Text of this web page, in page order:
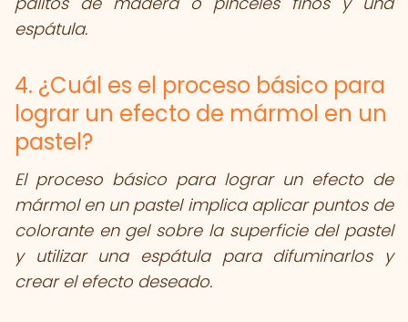
espátula.
4. ¿Cuál es el proceso básico para
lograr un efecto de mármol en un
pastel?
El proceso básico para lograr un efecto de
mármol en un pastel implica aplicar puntos de
colorante en gel sobre la superficie del pastel
y utilizar una espátula para difuminarlos y
crear el efecto deseado.